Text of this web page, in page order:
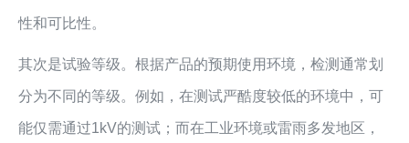
性和可比性。
其次是试验等级。根据产品的预期使用环境，检测通常划
分为不同的等级。例如，在测试严酷度较低的环境中，可
能仅需通过1kV的测试；而在工业环境或雷雨多发地区，